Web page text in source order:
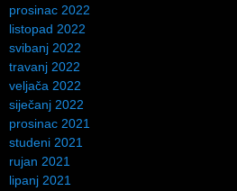
prosinac 2022
listopad 2022
svibanj 2022
travanj 2022
veljača 2022
siječanj 2022
prosinac 2021
studeni 2021
rujan 2021
lipanj 2021